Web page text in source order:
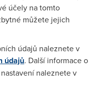
provozu a modem
to už nebudu dál platit
na e-mail.Thx
napis kteremu dnu
účely na tomto
můžete jejich
údajů naleznete v
údajů. Další informace o
naleznete v